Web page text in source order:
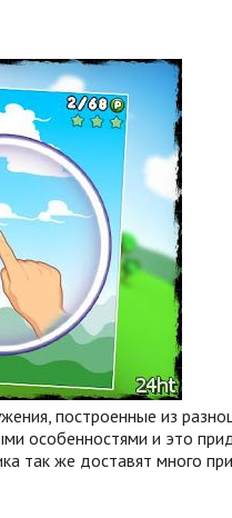
построенные из
особенностями и это
так же доставят много